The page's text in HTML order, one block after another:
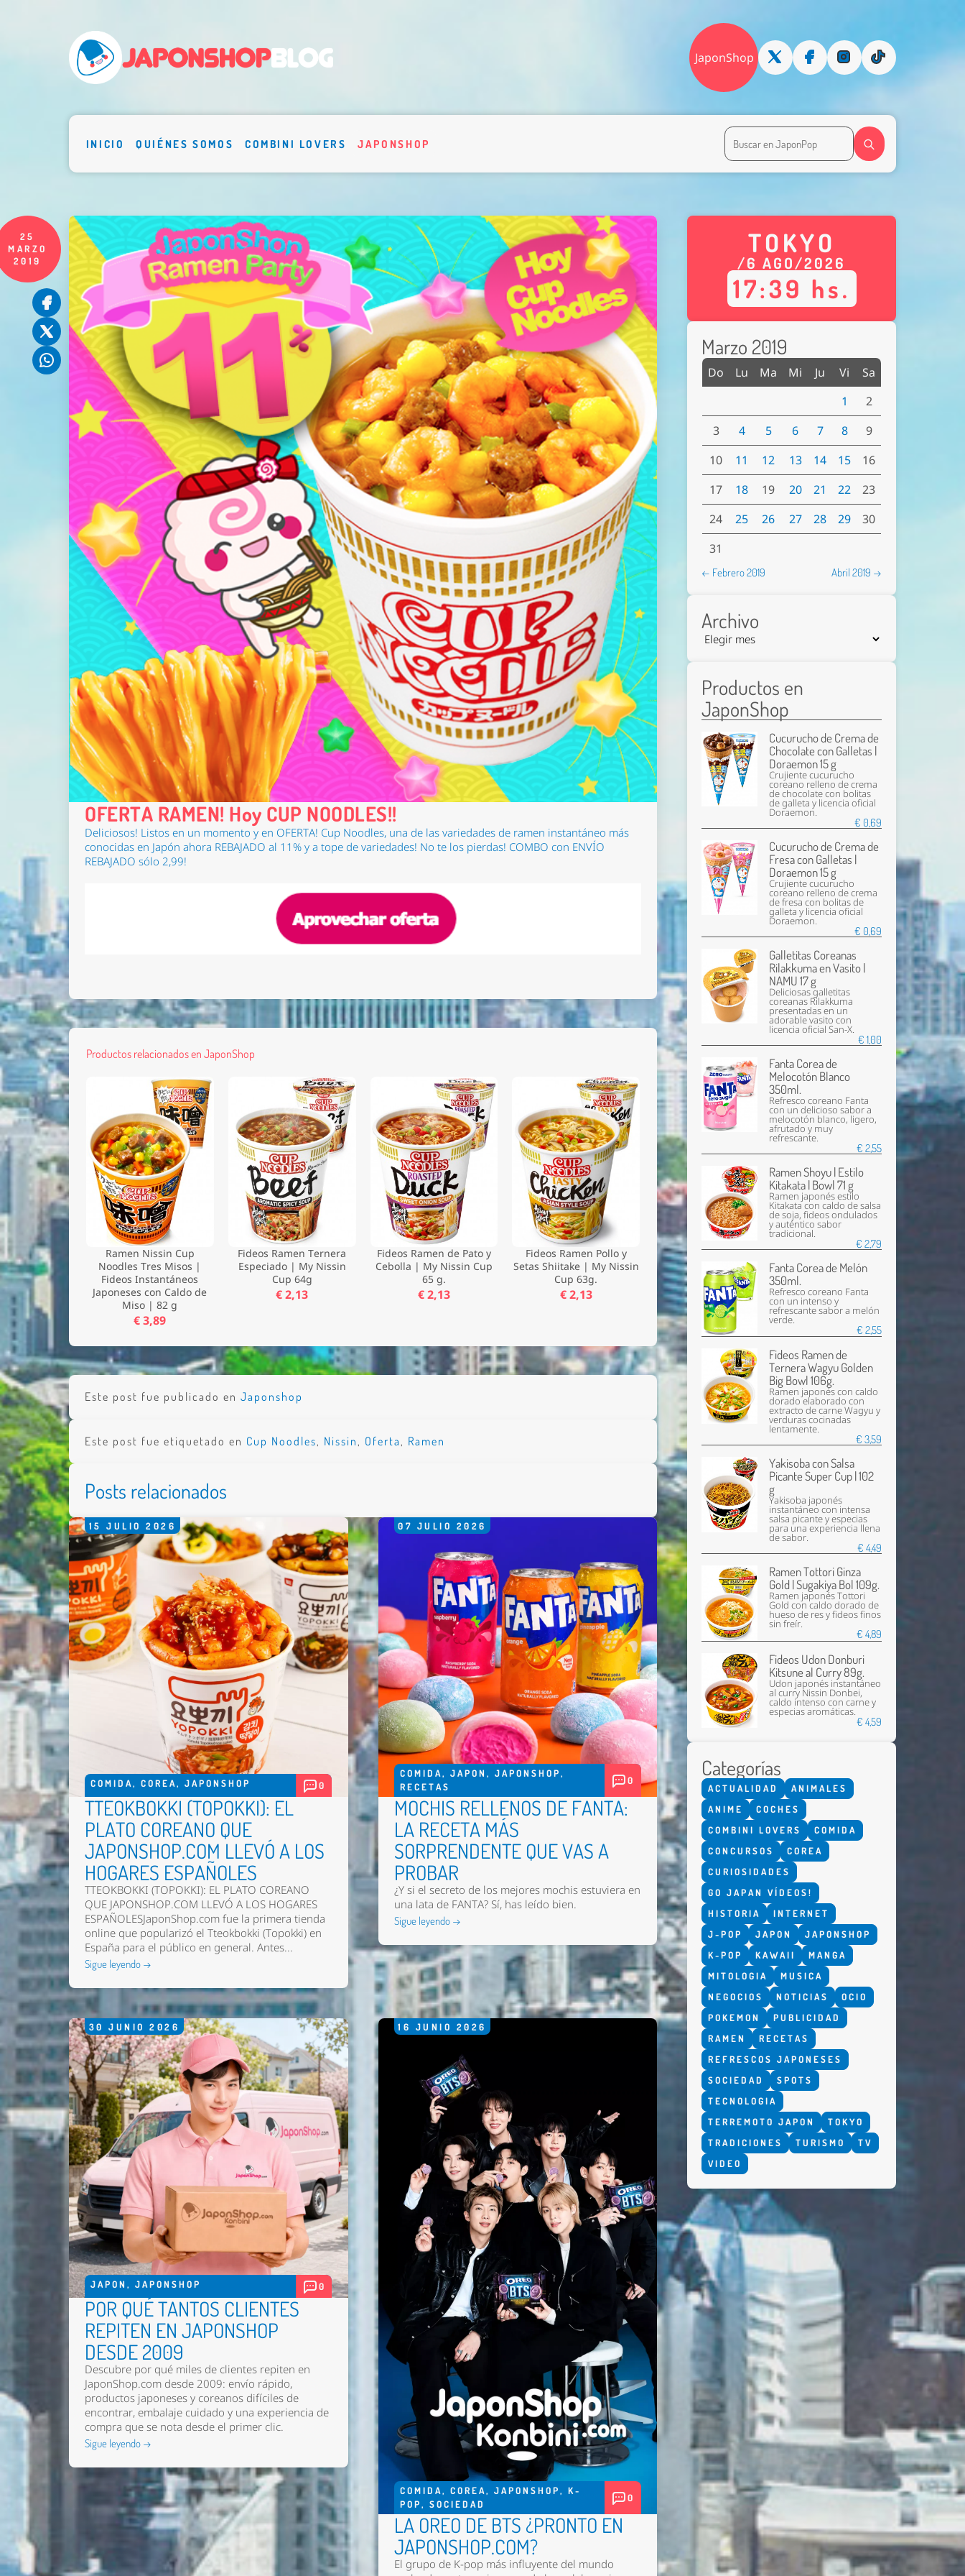
JaponShop
INICIO QUIÉNES SOMOS COMBINI LOVERS JAPONSHOP
25
MARZO
2019
OFERTA RAMEN! Hoy CUP NOODLES!!
Deliciosos! Listos en un momento y en OFERTA! Cup Noodles, una de las variedades de ramen instantáneo más
conocidas en Japónahora REBAJADO al 11%y a tope de variedades! No te los pierdas! COMBO con ENVÍO
REBAJADO sólo 2,99!
Productos relacionados en JaponShop
Ramen Nissin Cup
Noodles Tres Misos |
Fideos Instantáneos
Japoneses con Caldo de
Miso | 82 g
€ 3,89
Fideos Ramen Ternera
Especiado | My Nissin
Cup 64g
€ 2,13
Fideos Ramen de Pato y
Cebolla | My Nissin Cup
65 g.
€ 2,13
Fideos Ramen Pollo y
Setas Shiitake | My Nissin
Cup 63g.
€ 2,13
Este post fue publicado enJaponshop
Este post fue etiquetado en Cup Noodles, Nissin, Oferta, Ramen
Posts relacionados
15 JULIO 2026
COMIDA,COREA,JAPONSHOP 0
TTEOKBOKKI (TOPOKKI): EL
PLATO COREANO QUE
JAPONSHOP.COM LLEVÓ A LOS
HOGARES ESPAÑOLES
TTEOKBOKKI (TOPOKKI): EL PLATO COREANO
QUE JAPONSHOP.COM LLEVÓ A LOS HOGARES
ESPAÑOLESJaponShop.com fue la primera tienda
online que popularizó el Tteokbokki (Topokki) en
España para el público en general. Antes...
Sigue leyendo →
07 JULIO 2026
COMIDA, JAPON , JAPONSHOP,
RECETAS
0
MOCHIS RELLENOS DE FANTA:
LA RECETA MÁS
SORPRENDENTE QUE VAS A
PROBAR
¿Y si el secreto de los mejores mochis estuviera en
una lata de FANTA? Sí, has leído bien.
Sigue leyendo →
30 JUNIO 2026
JAPON,JAPONSHOP 0
POR QUÉ TANTOS CLIENTES
REPITEN EN JAPONSHOP
DESDE 2009
Descubre por qué miles de clientes repiten en
JaponShop.com desde 2009: envío rápido,
productos japoneses y coreanos difíciles de
encontrar, embalaje cuidado y una experiencia de
compra que se nota desde el primer clic.
Sigue leyendo →
16 JUNIO 2026
COMIDA, COREA, JAPONSHOP, K-
POP, SOCIEDAD
0
LA OREO DE BTS ¿PRONTO EN
JAPONSHOP.COM?
El grupo de K-pop más influyente del mundo
TOKYO
/6 AGO/2026
17:39 hs.
Marzo 2019
Do Lu Ma Mi Ju Vi
Sa
1
2
3
4 5 6 7 8
9
10
11 12 13 14 15
16
17
18 19 20 21 22
23
24
25 26 27 28 29
30
31
← Febrero 2019 Abril 2019 →
Archivo
Productos en
JaponShop
Cucurucho de Crema de
Chocolate con Galletas |
Doraemon 15 g
Crujiente cucurucho
coreano relleno de crema
de chocolate con bolitas
de galleta y licencia oficial
Doraemon.
€ 0,69
Cucurucho de Crema de
Fresa con Galletas |
Doraemon 15 g
Crujiente cucurucho
coreano relleno de crema
de fresa con bolitas de
galleta y licencia oficial
Doraemon.
€ 0,69
Galletitas Coreanas
Rilakkuma en Vasito |
NAMU 17 g
Deliciosas galletitas
coreanas Rilakkuma
presentadas en un
adorable vasito con
licencia oficial San-X.
€ 1,00
Fanta Corea de
Melocotón Blanco
350ml.
Refresco coreano Fanta
con un delicioso sabor a
melocotón blanco, ligero,
afrutado y muy
refrescante.
€ 2,55
Ramen Shoyu | Estilo
Kitakata | Bowl 71 g
Ramen japonés estilo
Kitakata con caldo de salsa
de soja, fideos ondulados
y auténtico sabor
tradicional.
€ 2,79
Fanta Corea de Melón
350ml.
Refresco coreano Fanta
con un intenso y
refrescante sabor a melón
verde.
€ 2,55
Fideos Ramen de
Ternera Wagyu Golden
Big Bowl 106g.
Ramen japonés con caldo
dorado elaborado con
extracto de carne Wagyu y
verduras cocinadas
lentamente.
€ 3,59
Yakisoba con Salsa
Picante Super Cup | 102
g
Yakisoba japonés
instantáneo con intensa
salsa picante y especias
para una experiencia llena
de sabor.
€ 4,49
Ramen Tottori Ginza
Gold | Sugakiya Bol 109g.
Ramen japonés Tottori
Gold con caldo dorado de
hueso de res y fideos finos
sin freír.
€ 4,89
Fideos Udon Donburi
Kitsune al Curry 89g.
Udon japonés instantáneo
al curry Nissin Donbei,
caldo intenso con carne y
especias aromáticas.
€ 4,59
Categorías
ACTUALIDAD
ANIMALES
ANIME
COCHES
COMBINI LOVERS
COMIDA
CONCURSOS
COREA
CURIOSIDADES
GO JAPAN VÍDEOS!
HISTORIA
INTERNET
J-POP
JAPON
JAPONSHOP
K-POP
KAWAII
MANGA
MITOLOGIA
MUSICA
NEGOCIOS
NOTICIAS
OCIO
POKEMON
PUBLICIDAD
RAMEN
RECETAS
REFRESCOS JAPONESES
SOCIEDAD
SPOTS
TECNOLOGIA
TERREMOTO JAPON
TOKYO
TRADICIONES
TURISMO
TV
VIDEO
Nombre *
Email *
Enviar